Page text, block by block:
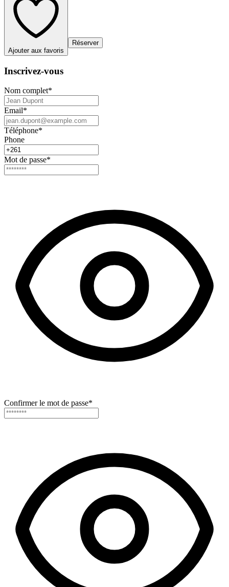
Ajouter aux favoris
Réserver
Inscrivez-vous
Nom complet*
Email*
Téléphone*
Phone
Mot de passe*
Confirmer le mot de passe*